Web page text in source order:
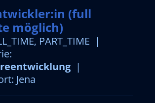
(full
möglich)
PART_TIME |
|
Jena